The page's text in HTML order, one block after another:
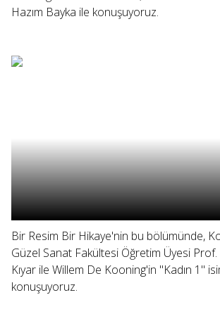
Hazım Bayka ile konuşuyoruz.
Bir Resim Bir Hikaye'nin bu bölümünde,
Güzel Sanat Fakültesi Öğretim Üyesi
Kıyar ile Willem De Kooning'in "Kadın 1"
konuşuyoruz.